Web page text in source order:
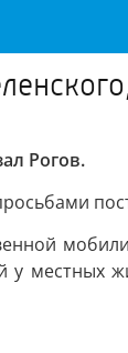
Рогов.
у местных